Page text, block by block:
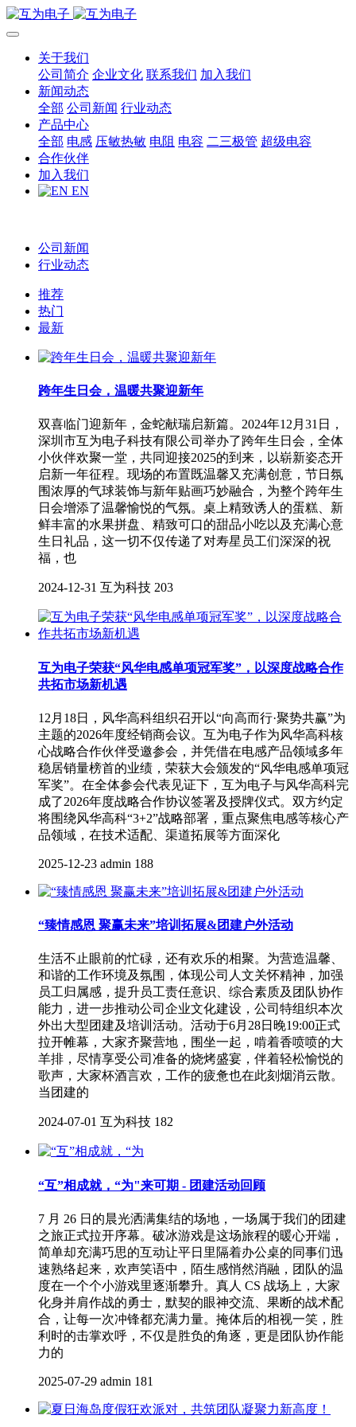
关于我们
公司简介 企业文化 联系我们 加入我们
新闻动态
全部 公司新闻 行业动态
产品中心
全部 电感 压敏热敏 电阻 电容 二三极管 超级电容
合作伙伴
加入我们
EN
公司新闻
行业动态
推荐
热门
最新
跨年生日会，温暖共聚迎新年
双喜临门迎新年，金蛇献瑞启新篇。2024年12月31日，
深圳市互为电子科技有限公司举办了跨年生日会，全体
小伙伴欢聚一堂，共同迎接2025的到来，以崭新姿态开
启新一年征程。现场的布置既温馨又充满创意，节日氛
围浓厚的气球装饰与新年贴画巧妙融合，为整个跨年生
日会增添了温馨愉悦的气氛。桌上精致诱人的蛋糕、新
鲜丰富的水果拼盘、精致可口的甜品小吃以及充满心意
生日礼品，这一切不仅传递了对寿星员工们深深的祝
福，也
2024-12-31 互为科技 203
互为电子荣获“风华电感单项冠军奖”，以深度战略合作
共拓市场新机遇
12月18日，风华高科组织召开以“向高而行·聚势共赢”为
主题的2026年度经销商会议。互为电子作为风华高科核
心战略合作伙伴受邀参会，并凭借在电感产品领域多年
稳居销量榜首的业绩，荣获大会颁发的“风华电感单项冠
军奖”。在全体参会代表见证下，互为电子与风华高科完
成了2026年度战略合作协议签署及授牌仪式。双方约定
将围绕风华高科“3+2”战略部署，重点聚焦电感等核心产
品领域，在技术适配、渠道拓展等方面深化
2025-12-23 admin 188
“臻情感恩 聚赢未来”培训拓展&团建户外活动
生活不止眼前的忙碌，还有欢乐的相聚。为营造温馨、
和谐的工作环境及氛围，体现公司人文关怀精神，加强
员工归属感，提升员工责任意识、综合素质及团队协作
能力，进一步推动公司企业文化建设，公司特组织本次
外出大型团建及培训活动。活动于6月28日晚19:00正式
拉开帷幕，大家齐聚营地，围坐一起，啃着香喷喷的大
羊排，尽情享受公司准备的烧烤盛宴，伴着轻松愉悦的
歌声，大家杯酒言欢，工作的疲惫也在此刻烟消云散。
当团建的
2024-07-01 互为科技 182
“互”相成就，“为"来可期 - 团建活动回顾
7 月 26 日的晨光洒满集结的场地，一场属于我们的团建
之旅正式拉开序幕。破冰游戏是这场旅程的暖心开端，
简单却充满巧思的互动让平日里隔着办公桌的同事们迅
速熟络起来，欢声笑语中，陌生感悄然消融，团队的温
度在一个个小游戏里逐渐攀升。真人 CS 战场上，大家
化身并肩作战的勇士，默契的眼神交流、果断的战术配
合，让每一次冲锋都充满力量。掩体后的相视一笑，胜
利时的击掌欢呼，不仅是胜负的角逐，更是团队协作能
力的
2025-07-29 admin 181